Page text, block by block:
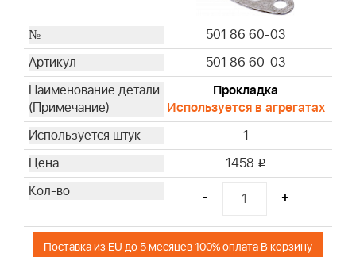
501 86 60-03
501 86 60-03
Прокладка
Используется в агрегатах
1
1458 i
- +
Поставка из EU до 5 месяцев 100% оплата В корзину